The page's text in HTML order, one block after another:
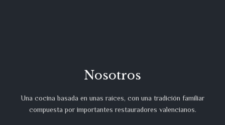
Nosotros
Una cocina basada en unas raíces, con una tradición familiar
compuesta por importantes restauradores valencianos.